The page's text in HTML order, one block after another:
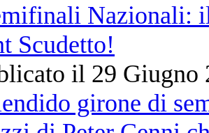
Nazionali:
Scudetto!
il 29 Giugno